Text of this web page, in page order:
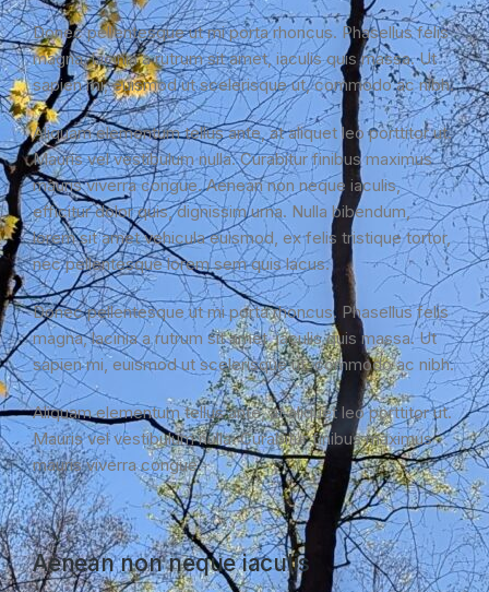
Donec pellentesque ut mi porta rhoncus. Phasellus felis
magna, lacinia a rutrum sit amet, iaculis quis massa. Ut
sapien mi, euismod ut scelerisque ut, commodo ac nibh.
Aliquam elementum tellus ante, at aliquet leo porttitor ut.
Mauris vel vestibulum nulla. Curabitur finibus maximus
mauris viverra congue. Aenean non neque iaculis,
efficitur dolor quis, dignissim urna. Nulla bibendum,
lorem sit amet vehicula euismod, ex felis tristique tortor,
nec pellentesque lorem sem quis lacus.
Donec pellentesque ut mi porta rhoncus. Phasellus felis
magna, lacinia a rutrum sit amet, iaculis quis massa. Ut
sapien mi, euismod ut scelerisque ut, commodo ac nibh.
Aliquam elementum tellus ante, at aliquet leo porttitor ut.
Mauris vel vestibulum nulla. Curabitur finibus maximus
mauris viverra congue.
Aenean non neque iaculis